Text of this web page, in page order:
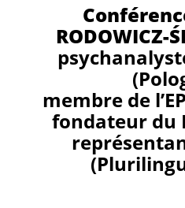
RODOWICZ-
membre de
fondateur du